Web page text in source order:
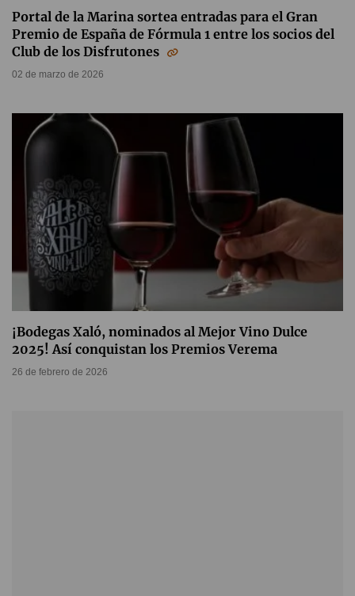
Portal de la Marina sortea entradas para el Gran
Premio de España de Fórmula 1 entre los socios del
Club de los Disfrutones
02 de marzo de 2026
¡Bodegas Xaló, nominados al Mejor Vino Dulce
2025! Así conquistan los Premios Verema
26 de febrero de 2026